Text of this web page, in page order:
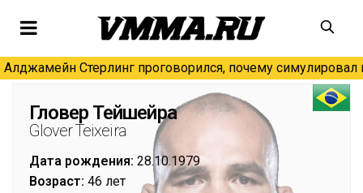
Алджамейн Стерлинг проговорился, почему симулировал
Гловер Тейшейра
Glover Teixeira
Дата рождения: 28.10.1979
Возраст: 46 лет